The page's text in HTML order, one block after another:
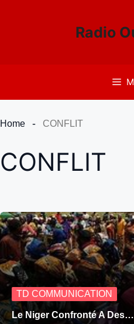
Radio
Home CONFLIT
CONFLIT
TD COMMUNICATION
Le Niger Confronté A Des…